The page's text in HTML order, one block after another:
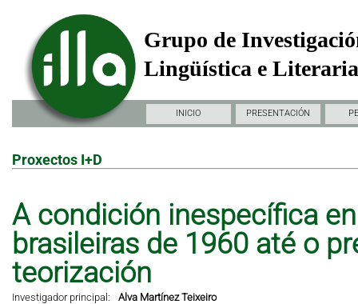
Grupo de
Lingüística e
INICIO PRESENTACIÓN
Proxectos I+D
A condición inespecífica
brasileiras de 1960 até o
teorización
Investigador principal:
Alva Martínez Teixeiro